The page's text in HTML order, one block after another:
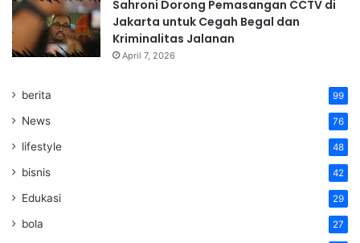
Sahroni Dorong Pemasangan CCTV di
Jakarta untuk Cegah Begal dan
Kriminalitas Jalanan
April 7, 2026
berita 99
News 76
lifestyle 48
bisnis 42
Edukasi 29
bola 27